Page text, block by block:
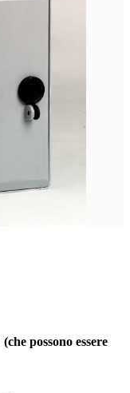
(che possono essere